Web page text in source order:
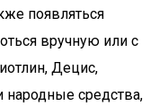
появляться
вручную или с
Децис,
средства,